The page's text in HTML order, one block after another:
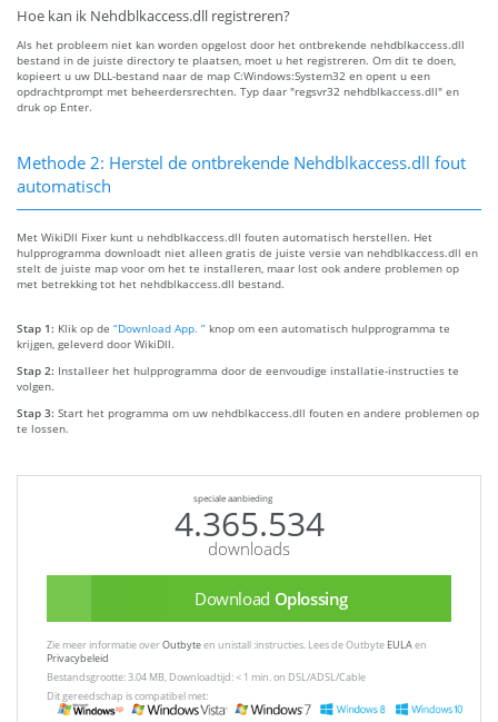
Hoe kan ik Nehdblkaccess.dll registreren?
Als het probleem niet kan worden opgelost door het ontbrekende nehdblkaccess.dll
bestand in de juiste directory te plaatsen, moet u het registreren. Om dit te doen,
kopieert u uw DLL-bestand naar de map C:Windows:System32 en opent u een
opdrachtprompt met beheerdersrechten. Typ daar "regsvr32 nehdblkaccess.dll" en
druk op Enter.
Methode 2: Herstel de ontbrekende Nehdblkaccess.dll fout
automatisch
Met WikiDll Fixer kunt u nehdblkaccess.dll fouten automatisch herstellen. Het
hulpprogramma downloadt niet alleen gratis de juiste versie van nehdblkaccess.dll en
stelt de juiste map voor om het te installeren, maar lost ook andere problemen op
met betrekking tot het nehdblkaccess.dll bestand.
Stap 1: Klik op de “Download App. ” knop om een automatisch hulpprogramma te
krijgen, geleverd door WikiDll.
Stap 2: Installeer het hulpprogramma door de eenvoudige installatie-instructies te
volgen.
Stap 3: Start het programma om uw nehdblkaccess.dll fouten en andere problemen op
te lossen.
speciale aanbieding
4.365.534
downloads
Download Oplossing
Zie meer informatie overOutbyteen unistall :instructies. Lees de Outbyte EULAen
Privacybeleid
Bestandsgrootte: 3.04 MB, Downloadtijd: < 1 min. on DSL/ADSL/Cable
Dit gereedschap is compatibel met: